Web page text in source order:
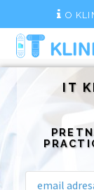
O
IT